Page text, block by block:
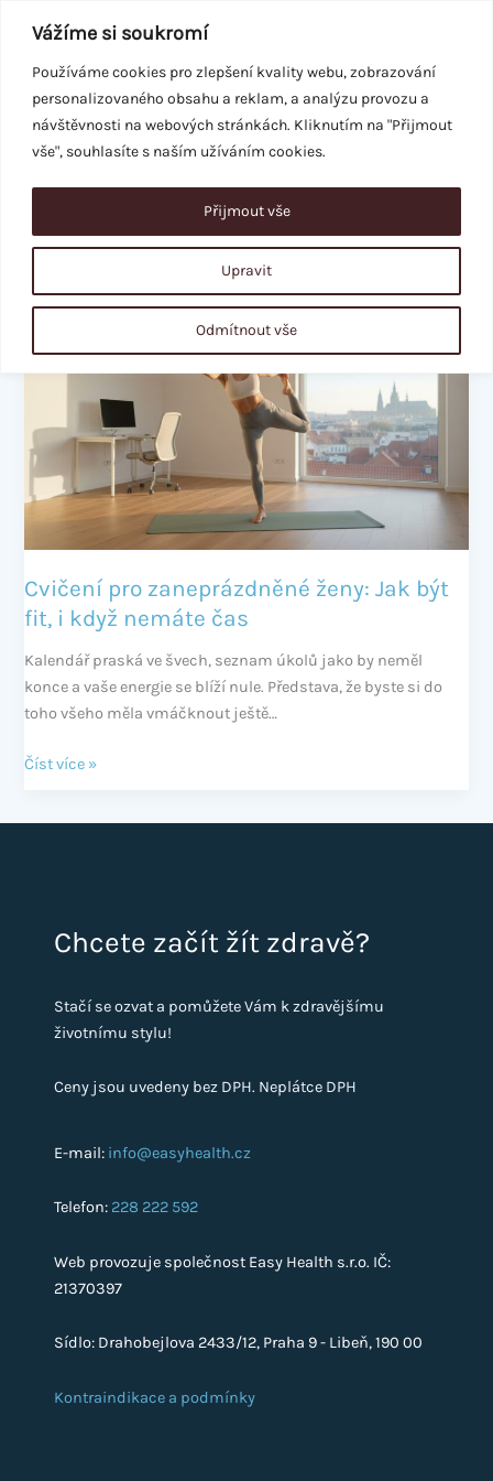
Vážíme si soukromí
Používáme cookies pro zlepšení kvality webu, zobrazování
personalizovaného obsahu a reklam, a analýzu provozu a
návštěvnosti na webových stránkách. Kliknutím na "Přijmout
vše", souhlasíte s naším užíváním cookies.
Upravit
Odmítnout vše
Přijmout vše
obsah
REZERVACE
zaneprázdněná žena
Cvičení pro zaneprázdněné ženy: Jak být
fit, i když nemáte čas
Kalendář praská ve švech, seznam úkolů jako by neměl
konce a vaše energie se blíží nule. Představa, že byste si do
toho všeho měla vmáčknout ještě…
Cvičení
zaneprázdněné
fit,
když
nemáte
Číst více »
Chcete začít žít zdravě?
Stačí se ozvat a pomůžete Vám k zdravějšímu
životnímu stylu!
Ceny jsou uvedeny bez DPH. Neplátce DPH
E-mail: info@easyhealth.cz
Telefon: 228 222 592
Web provozuje společnost Easy Health s.r.o. IČ:
21370397
Sídlo: Drahobejlova 2433/12, Praha 9 - Libeň, 190 00
Kontraindikace a podmínky